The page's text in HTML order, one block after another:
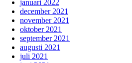
januari 2022
december 2021
november 2021
oktober 2021
september 2021
augusti 2021
juli 2021